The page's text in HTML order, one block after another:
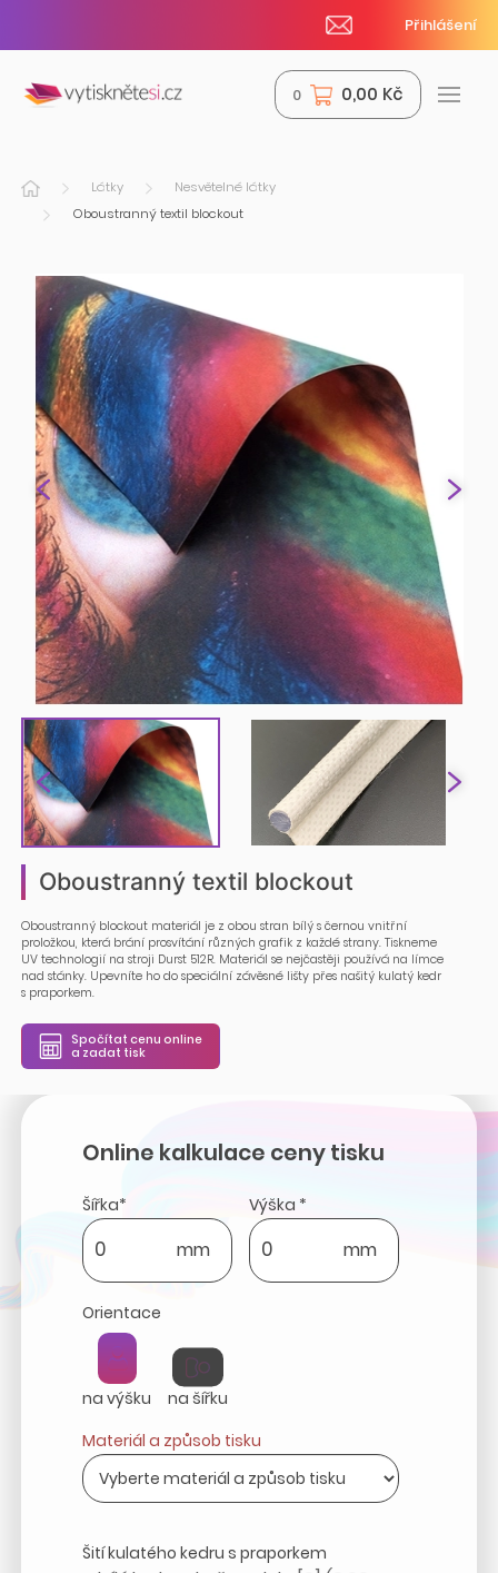
Přihlášení
0 0,00 Kč
Látky
Nesvětelné látky
Oboustranný textil blockout
Oboustranný textil blockout
Oboustranný blockout materiál je z obou stran bílý s černou vnitřní
proložkou, která brání prosvítání různých grafik z každé strany. Tiskneme
UV technologií na stroji Durst 512R. Materiál se nejčastěji používá na límce
nad stánky. Upevníte ho do speciální závěsné lišty přes našitý kulatý kedr
s praporkem.
Spočítat cenu online
a zadat tisk
Online kalkulace ceny tisku
Šířka*
mm
Výška *
mm
Orientace
na výšku
na šířku
Materiál a způsob tisku
Šití kulatého kedru s praporkem